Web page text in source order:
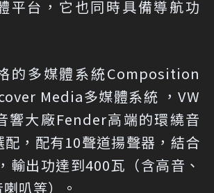
平台，它也同時具備導航功
的多媒體系統Composition
Media多媒體系統 ，VW
響大廠Fender高端的環繞音
配，配有10聲道揚聲器，結合
輸出功達到400瓦（含高音、
叭等）。